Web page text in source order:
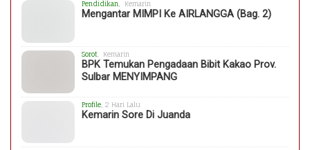
Pendidikan, Kemarin
Mengantar MIMPI Ke AIRLANGGA (Bag. 2)
Sorot , Kemarin
BPK Temukan Pengadaan Bibit Kakao Prov.
Sulbar MENYIMPANG
Profile , 2 Hari Lalu
Kemarin Sore Di Juanda